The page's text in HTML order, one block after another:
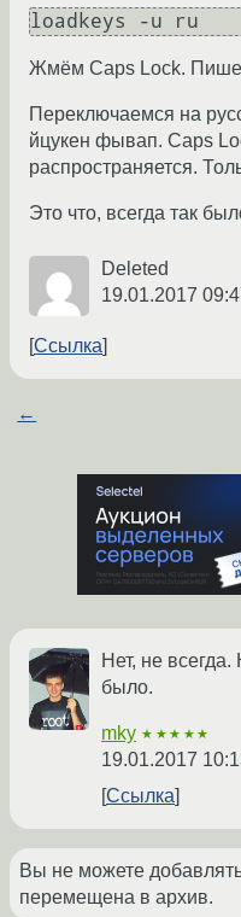
loadkeys -u ru
Жмём Caps Lock.
Переключаемся на
йцукен фывап. Caps
распространяется.
Это что, всегда так
Deleted
19.01.2017
Ссылка
←
Нет, не
было.
mky ★★★★★
19.01.2017
Ссылка
Вы не можете
перемещена в архив.